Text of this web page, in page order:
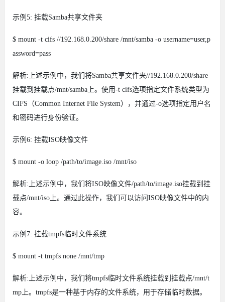
示例5: 挂载Samba共享文件夹
$ mount -t cifs //192.168.0.200/share /mnt/samba -o username=user,p
assword=pass
解析:上述示例中，我们将Samba共享文件夹//192.168.0.200/share
挂载到挂载点/mnt/samba上。使用-t cifs选项指定文件系统类型为
CIFS（Common Internet File System），并通过-o选项指定用户名
和密码进行身份验证。
示例6: 挂载ISO映像文件
$ mount -o loop /path/to/image.iso /mnt/iso
解析:上述示例中，我们将ISO映像文件/path/to/image.iso挂载到挂
载点/mnt/iso上。通过此操作，我们可以访问ISO映像文件中的内
容。
示例7: 挂载tmpfs临时文件系统
$ mount -t tmpfs none /mnt/tmp
解析:上述示例中，我们将tmpfs临时文件系统挂载到挂载点/mnt/t
mp上。tmpfs是一种基于内存的文件系统，用于存储临时数据。